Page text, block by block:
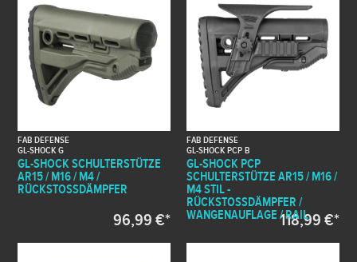
FAB DEFENSE
GL-SHOCK G
GL-SHOCK SCHULTERSTÜTZE
AR15 / M16 / M4 /
RÜCKSTOSSDÄMPFER
96,99 €*
FAB DEFENSE
GL-SHOCK PCP B
GL-SHOCK PCP
SCHULTERSTÜTZE AR15 / M16 /
M4 STIL -
RÜCKSTOSSDÄMPFER / W
ANGENAUFLAGE / RAIL118,99 €*